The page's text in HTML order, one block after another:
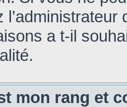
a t-il
mon rang et